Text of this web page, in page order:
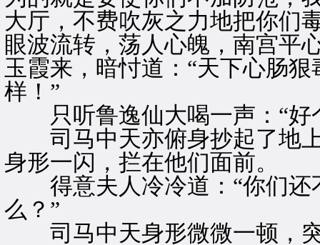
大厅，不费吹灰之力地把你们
眼波流转，荡人心魄，南宫平
玉霞来，暗忖道：“天下心肠
样！”
只听鲁逸仙大喝一声：“好
司马中天亦俯身抄起了地上
身形一闪，拦在他们面前。
得意夫人冷冷道：“你们还
么？”
司马中天身形微微一顿，突